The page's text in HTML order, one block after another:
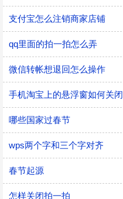
支付宝怎么注销商家店铺
qq里面的拍一拍怎么弄
微信转帐想退回怎么操作
手机淘宝上的悬浮窗如何关闭
哪些国家过春节
wps两个字和三个字对齐
春节起源
怎样关闭拍一拍